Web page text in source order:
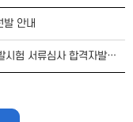
안내
2026년도 국비유학(연수)생 선발시험 서류심사 합격자발표 안내